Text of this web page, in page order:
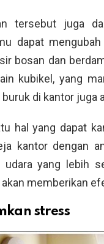
tersebut juga
dapat
bosan dan
kubikel, yang
di kantor juga
hal yang dapat
kantor dengan
udara yang lebih
memberikan
stress